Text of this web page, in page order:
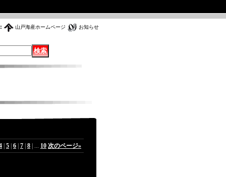
山戸海産ホームページ お知らせ
5 6 7 8 ... 10 次のページ»